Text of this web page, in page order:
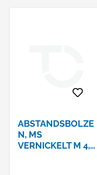
ABSTANDSBOLZE
N, MS
VERNICKELT M 4,